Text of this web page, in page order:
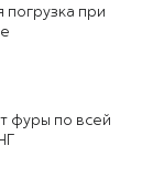
погрузка при
фуры по всей